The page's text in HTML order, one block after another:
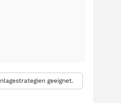
geeignet.